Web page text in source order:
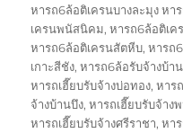
หารถ6ล้อติเครนบางละมุง หา
เครนพนัสนิคม,หารถ6ล้อติเค
หารถ6ล้อติเครนสัตหีบ,หารถ
เกาะสีชัง,หารถ6ล้อรับจ้างบ้า
หารถเฮี๊ยบรับจ้างบ่อทอง,หาร
จ้างบ้านบึง,หารถเฮี๊ยบรับจ้าง
หารถเฮี๊ยบรับจ้างศรีราชา,หา